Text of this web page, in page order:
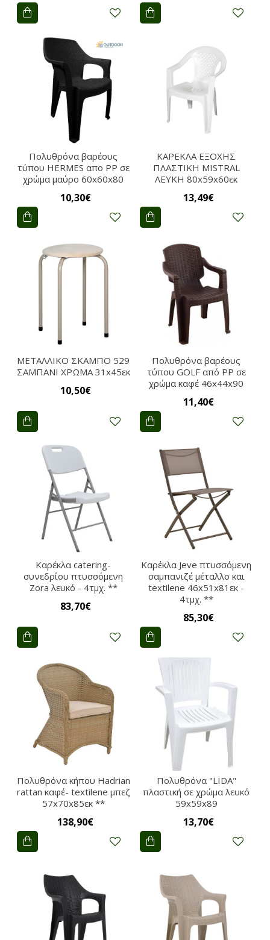
Πολυθρόνα βαρέους
τύπου HERMES απο PP σε
χρώμα μαύρο 60x60x80
10,30€
ΚΑΡΕΚΛΑ ΕΞΟΧΗΣ
ΠΛΑΣΤΙΚΗ MISTRAL
ΛΕΥΚΗ 80x59x60εκ
13,49€
ΜΕΤΑΛΛΙΚΟ ΣΚΑΜΠΟ 529
ΣΑΜΠΑΝΙ ΧΡΩΜΑ 31x45εκ
10,50€
Πολυθρόνα βαρέους
τύπου GOLF από PP σε
χρώμα καφέ 46x44x90
11,40€
Καρέκλα catering-
συνεδρίου πτυσσόμενη
Zora λευκό - 4τμχ. **
83,70€
Καρέκλα Jeve πτυσσόμενη
σαμπανιζέ μέταλλο και
textilene 46x51x81εκ -
4τμχ. **
85,30€
Πολυθρόνα κήπου Hadrian
rattan καφέ- textilene μπεζ
57x70x85εκ **
138,90€
Πολυθρόνα "LIDA"
πλαστική σε χρώμα λευκό
59x59x89
13,70€